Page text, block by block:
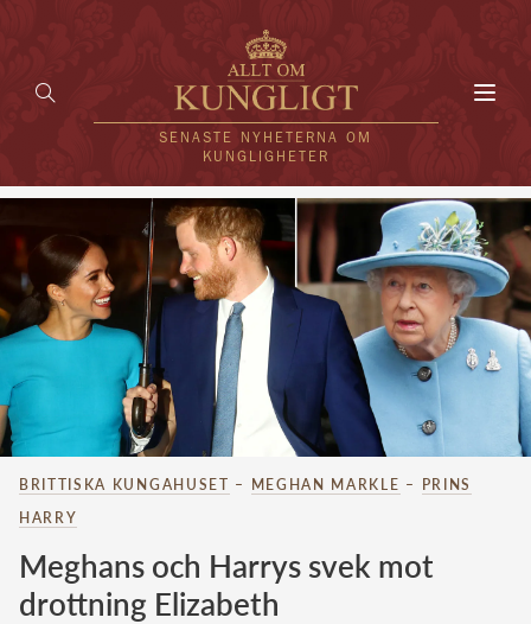
SENASTE NYHETERNA OM
KUNGLIGHETER
HEM
KUNGAFAMILJEN
UTLÄNDSKT
KÄNDISAR
VÄRLDENS KUNGAHUS
Svenska kungahuset
Norska kungahuset
Danska kungahuset
BRITTISKA KUNGAHUSET – MEGHAN MARKLE – PRINS
HARRY
Meghans och Harrys svek mot
drottning Elizabeth